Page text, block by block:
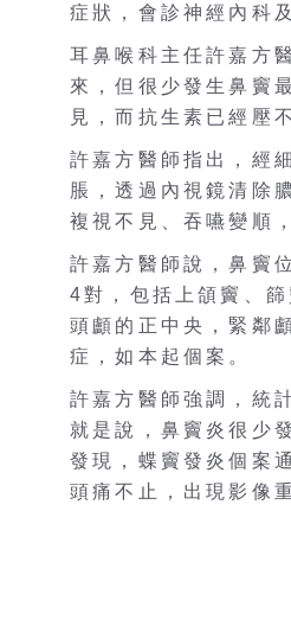
症狀，會診神經內科
耳鼻喉科主任許嘉方
來，但很少發生鼻竇
見，而抗生素已經壓
許嘉方醫師指出，經
脹，透過內視鏡清除
複視不見、吞嚥變順
許嘉方醫師說，鼻竇
4對，包括上頜竇、
頭顱的正中央，緊鄰
症，如本起個案。
許嘉方醫師強調，統
就是說，鼻竇炎很少
發現，蝶竇發炎個案
頭痛不止，出現影像